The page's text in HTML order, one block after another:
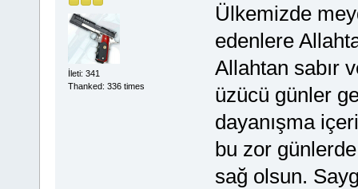
İleti: 341
Thanked: 336 times
Ülkemizde
edenlere
Allahtan sabır
üzücü günler
dayanışma
bu zor
sağ olsun.